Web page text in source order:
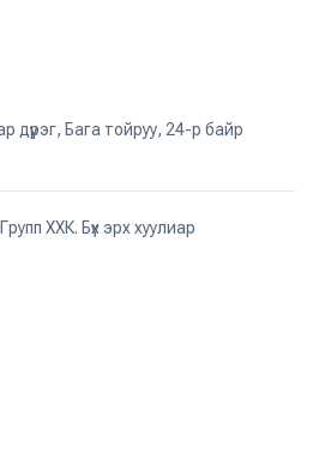
дүүрэг, Бага тойруу, 24-р байр
ХХК. Бүх эрх хуулиар